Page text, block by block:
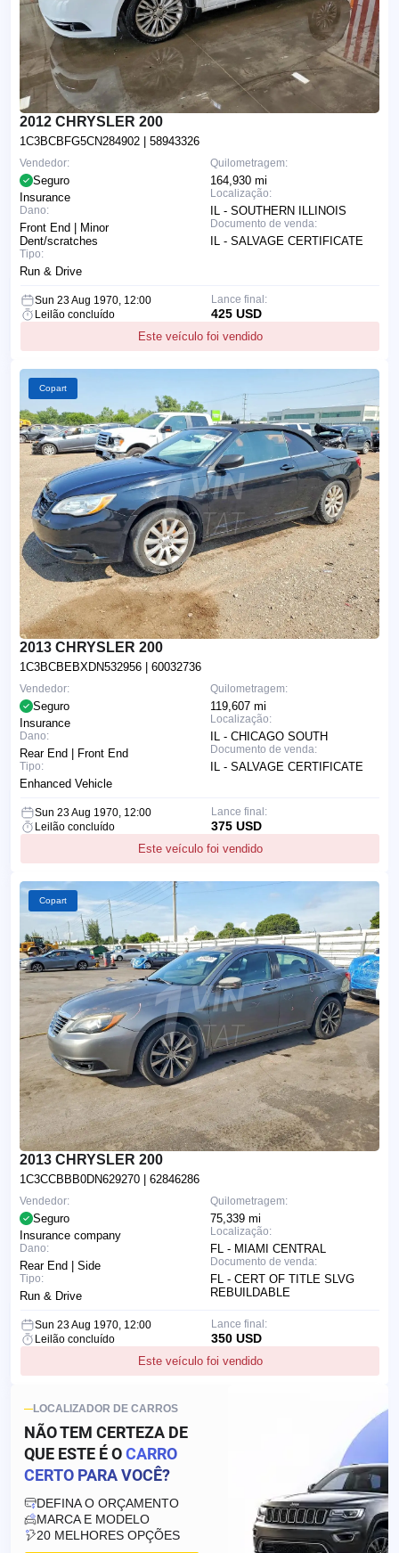
2012 CHRYSLER 200
1C3BCBFG5CN284902 | 58943326
Quilometragem:
164,930 mi
Localização:
IL - SOUTHERN ILLINOIS
Documento de venda:
IL - SALVAGE CERTIFICATE
Vendedor:
Seguro
Insurance
Dano:
Front End | Minor
Dent/scratches
Tipo:
Run & Drive
Sun 23 Aug 1970, 12:00
Leilão concluído
Este veículo foi vendido
Lance final:
425 USD
Copart
2013 CHRYSLER 200
1C3BCBEBXDN532956 | 60032736
Quilometragem:
119,607 mi
Localização:
IL - CHICAGO SOUTH
Documento de venda:
IL - SALVAGE CERTIFICATE
Vendedor:
Seguro
Insurance
Dano:
Rear End | Front End
Tipo:
Enhanced Vehicle
Sun 23 Aug 1970, 12:00
Leilão concluído
Este veículo foi vendido
Lance final:
375 USD
Copart
2013 CHRYSLER 200
1C3CCBBB0DN629270 | 62846286
Quilometragem:
75,339 mi
Localização:
FL - MIAMI CENTRAL
Documento de venda:
FL - CERT OF TITLE SLVG
REBUILDABLE
Vendedor:
Seguro
Insurance company
Dano:
Rear End | Side
Tipo:
Run & Drive
Sun 23 Aug 1970, 12:00
Leilão concluído
Este veículo foi vendido
Lance final:
350 USD
LOCALIZADOR DE CARROS
NÃO TEM CERTEZA DE
QUE ESTE É OCARRO
CERTO PARA VOCÊ?
DEFINA O ORÇAMENTO
MARCA E MODELO
20 MELHORES OPÇÕES